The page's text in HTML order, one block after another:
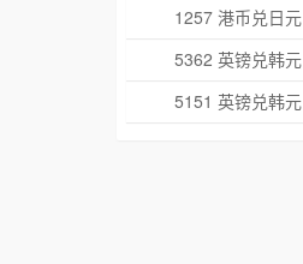
1257 港币兑日元
5362 英镑兑韩元
5151 英镑兑韩元